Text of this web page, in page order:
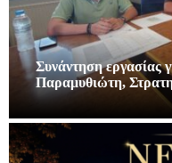
Συνάντηση εργασίας
Παραμυθιώτη,